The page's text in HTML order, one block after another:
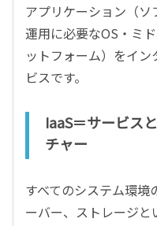
アプリケーション（
運用に必要なOS・ミ
ットフォーム）をイ
ビスです。
IaaS＝サービス
チャー
すべてのシステム環
ーバー、ストレージ